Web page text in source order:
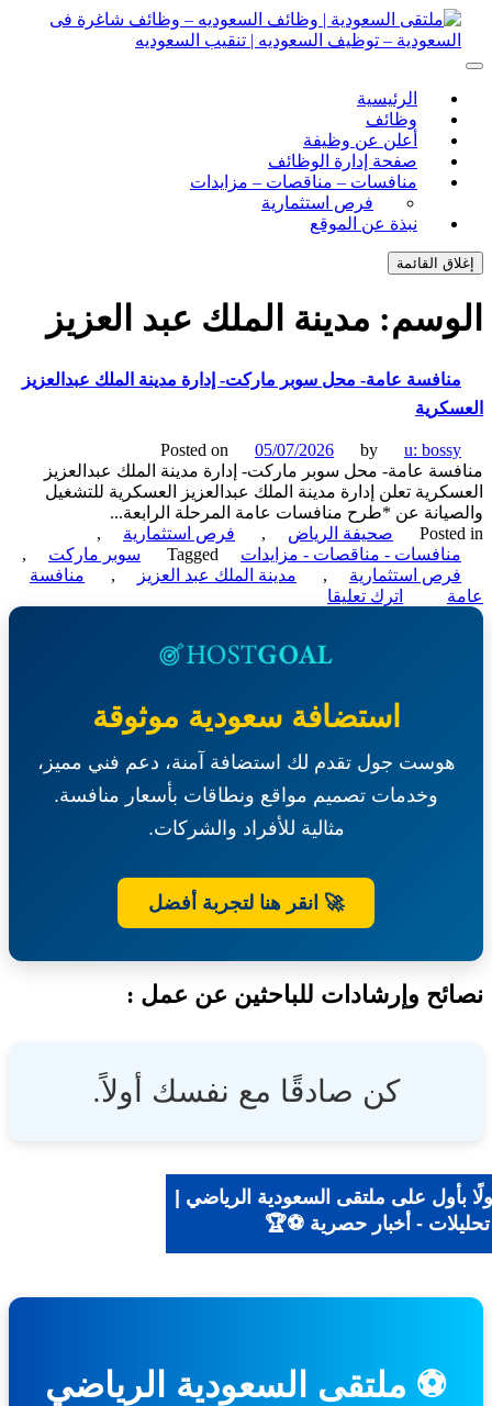
– توظيف السعوديه | تنقيب السعوديه
السعوديه | تنقيب السعوديه
الرئيسية
وظائف
أعلن عن وظيفة
صفحة إدارة الوظائف
منافسات – مناقصات – مزايدات
فرص استثمارية
نبذة عن الموقع
القائمة
مدينة الملك عبد العزيز
عامة- محل سوبر ماركت- إدارة مدينة الملك عبدالعزيز
Posted on 05/07/2026 by
u:
عامة- محل سوبر ماركت- إدارة مدينة الملك عبدالعزيز
تعلن إدارة مدينة الملك عبدالعزيز العسكرية للتشغيل
عن *طرح منافسات عامة المرحلة الرابعة...
صحيفة الرياض , فرص استثمارية
,
- مناقصات - مزايدات
Tagged سوبر ماركت
,
استثمارية
, مدينة الملك عبد العزيز ,
منافسة
اترك تعليقاon
محل
ماركت-
إدارة
الملك
العسكرية
استضافة سعودية موثوقة
هوست جول تقدم لك استضافة آمنة، دعم فني مميز،
وخدمات تصميم مواقع ونطاقات بأسعار منافسة.
مثالية للأفراد والشركات.
🚀 انقر هنا لتجربة أفضل
وإرشادات للباحثين عن عمل :
كن صادقًا مع نفسك أولاً.
بأول على ملتقى السعودية الرياضي |
- أخبار حصرية ⚽🏆
⚽ ملتقى السعودية الرياضي